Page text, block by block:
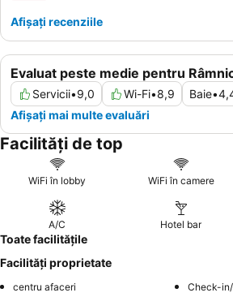
Evaluat peste medie pentru
Servicii•9,0 Wi-Fi•8,9 Baie•
Afișați mai multe evaluări
Afișați recenziile
Facilități de top
WiFi în lobby WiFi în camere
A/C Hotel bar
Toate facilitățile
Facilități proprietate
centru afaceri
Check-